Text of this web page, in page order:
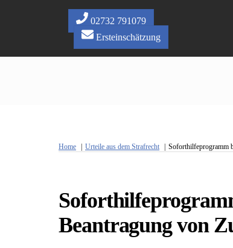
02732 791079
Ersteinschätzung
Home Urteile aus dem Strafrecht Soforthilfeprogramm
Beantragung von